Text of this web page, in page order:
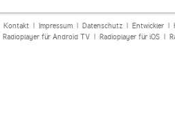
Kontakt| Impressum| Datenschutz| Entwickler|
Radioplayer für Android TV| Radioplayer für iOS|